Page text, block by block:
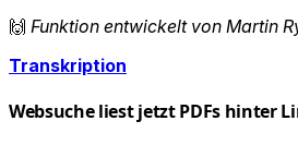
🙌 Funktion entwickelt von Martin
Transkription
Websuche liest jetzt PDFs hinter